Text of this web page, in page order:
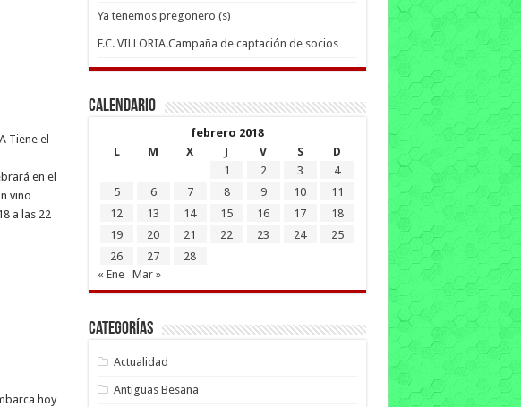
Tiene el
en el
vino
a las 22
hoy
Ya tenemos pregonero (s)
F.C. VILLORIA.Campaña de captación de socios
Calendario
febrero 2018
L
M X J V S
D
1
2 3
4
5
6 7 8 9 10
11
12
13 14 15 16 17
18
19
20 21 22 23 24
25
26
27
28
« Ene
Mar »
Categorías
Actualidad
Antiguas Besana